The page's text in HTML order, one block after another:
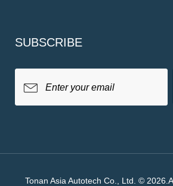
SUBSCRIBE
Tonan Asia Autotech Co., Ltd. ©